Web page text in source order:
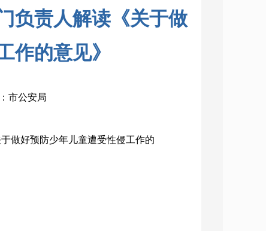
负责人解读《关于做
作的意见》
市公安局
做好预防少年儿童遭受性侵工作的